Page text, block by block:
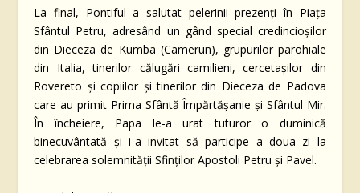
La final, Pontiful a salutat pelerinii prezenți în Piața
Sfântul Petru, adresând un gând special credincioșilor
din Dieceza de Kumba (Camerun), grupurilor parohiale
din Italia, tinerilor călugări camilieni, cercetașilor din
Rovereto și copiilor și tinerilor din Dieceza de Padova
care au primit Prima Sfântă Împărtășanie și Sfântul Mir.
În încheiere, Papa le-a urat tuturor o duminică
binecuvântată și i-a invitat să participe a doua zi la
celebrarea solemnității Sfinților Apostoli Petru și Pavel.